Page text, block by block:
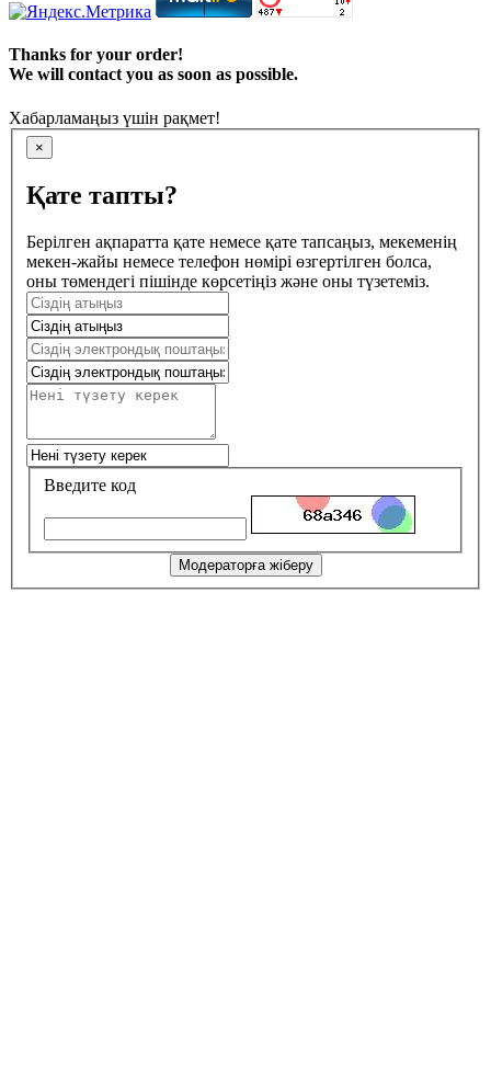
Thanks for your order!
We will contact you as soon as possible.
Хабарламаңыз үшін рақмет!
×
Қате тапты?
Берілген ақпаратта қате немесе қате тапсаңыз, мекеменің
мекен-жайы немесе телефон нөмірі өзгертілген болса,
оны төмендегі пішінде көрсетіңіз және оны түзетеміз.
Введите код
Модераторға жіберу